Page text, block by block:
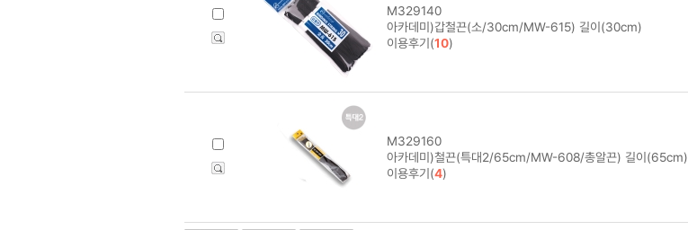
M329140
아카데미)갑철끈(소/30cm/MW-615) 길이(30cm)
이용후기(10)
M329160
아카데미)철끈(특대2/65cm/MW-608/총알끈) 길이(65cm)
이용후기(4)